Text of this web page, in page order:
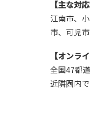
【主な対
江南市、
市、可児
【オンラ
全国47都
近隣圏内